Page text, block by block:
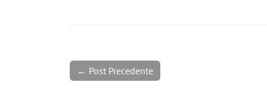
← Post Precedente